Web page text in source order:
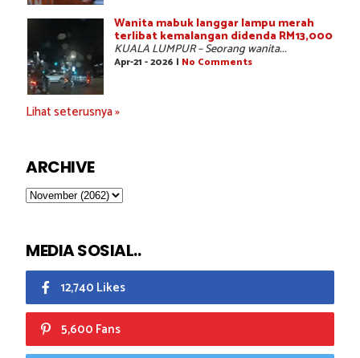
Wanita mabuk langgar lampu merah
terlibat kemalangan didenda RM13,000
KUALA LUMPUR – Seorang wanita...
Apr-21 - 2026 | No Comments
Lihat seterusnya »
ARCHIVE
MEDIA SOSIAL..
12,740 Likes
5,600 Fans